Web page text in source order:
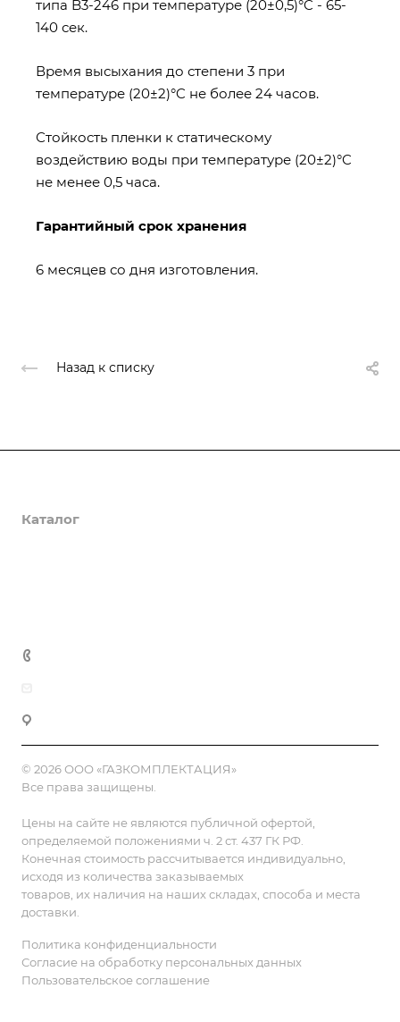
типа B3-246 при температуре (20±0,5)°C - 65-
140 сек.
Время высыхания до степени 3 при
температуре (20±2)°C не более 24 часов.
Стойкость пленки к статическому
воздействию воды при температуре (20±2)°C
не менее 0,5 часа.
Гарантийный срок хранения
6 месяцев со дня изготовления.
Назад к списку
Каталог
© 2026 ООО «ГАЗКОМПЛЕКТАЦИЯ»
Все права защищены.
Цены на сайте не являются публичной офертой,
определяемой положениями ч. 2 ст. 437 ГК РФ.
Конечная стоимость рассчитывается индивидуально,
исходя из количества заказываемых
товаров, их наличия на наших складах, способа и места
доставки.
Политика конфиденциальности
Согласие на обработку персональных данных
Пользовательское соглашение